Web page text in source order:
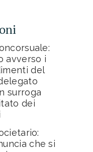
avverso i
del
surroga
dei
che si